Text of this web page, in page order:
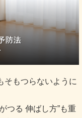
そもつらないように
つる 伸ばし方”も重